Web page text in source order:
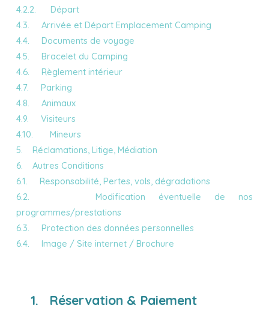
4.2.2. Départ
4.3. Arrivée et Départ Emplacement Camping
4.4. Documents de voyage
4.5. Bracelet du Camping
4.6. Règlement intérieur
4.7. Parking
4.8. Animaux
4.9. Visiteurs
4.10. Mineurs
5. Réclamations, Litige, Médiation
6. Autres Conditions
6.1. Responsabilité, Pertes, vols, dégradations
6.2. Modification éventuelle de nos
programmes/prestations
6.3. Protection des données personnelles
6.4. Image / Site internet / Brochure
1. Réservation & Paiement